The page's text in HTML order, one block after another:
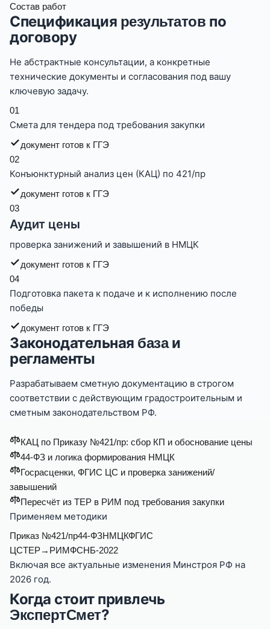
Состав работ
Спецификация результатов по
договору
Не абстрактные консультации, а конкретные
технические документы и согласования под вашу
ключевую задачу.
01
Смета для тендера под требования закупки
документ готов к ГГЭ
02
Конъюнктурный анализ цен (КАЦ) по 421/пр
документ готов к ГГЭ
03
Аудит цены
проверка занижений и завышений в НМЦК
документ готов к ГГЭ
04
Подготовка пакета к подаче и к исполнению после
победы
документ готов к ГГЭ
Законодательная базаи
регламенты
Разрабатываем сметную документацию в строгом
соответствии с действующим градостроительным и
сметным законодательством РФ.
КАЦ по Приказу №421/пр: сбор КП и обоснование цены
44-ФЗ и логика формирования НМЦК
Госрасценки, ФГИС ЦС и проверка занижений/
завышений
Пересчёт из ТЕР в РИМ под требования закупки
Применяем методики
Приказ №421/пр44-ФЗНМЦКФГИС
ЦСТЕР→РИМФСНБ-2022
Включая все актуальные изменения Минстроя РФ на
2026 год.
Когда стоит привлечь
ЭкспертСмет?